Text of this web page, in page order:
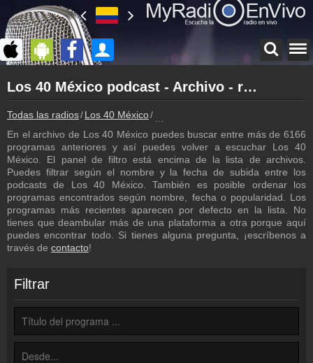
myradioenvivo.mx
Los 40 México
Atrás a la página de Los 40 México
Inicio de sesión
¡Crea una cuenta propia!
Lista de canciones
Descubre lo que ha sonado hasta ahora
Emisoras
Los 40 México frecuencia
Programación
Contacto
¡Escríbenos!
Colaboración
¡Envía tu radio!
Los 40 México podcast - Archivo - repetición de los programas
Todas las radios Los 40 México
En el archivo de Los 40 México puedes buscar entre más de 6166
programas anteriores y así puedes volver a escuchar Los 40
México. El panel de filtro está encima de la lista de archivos.
Puedes filtrar según el nombre y la fecha de subida entre los
podcasts de Los 40 México. También es posible ordenar los
programas encontrados según nombre, fecha o popularidad. Los
programas más recientes aparecen por defecto en la lista. No
tienes que deambular más de una plataforma a otra porque aquí
puedes encontrar todo. Si tienes alguna pregunta, ¡escríbenos a
través de contacto!
Filtrar